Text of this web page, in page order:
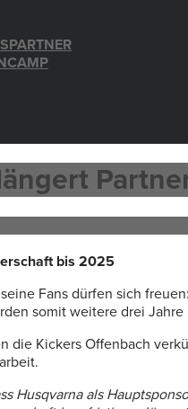
Fans dürfen sich
somit weitere drei
die Kickers Offenbach
Husqvarna als